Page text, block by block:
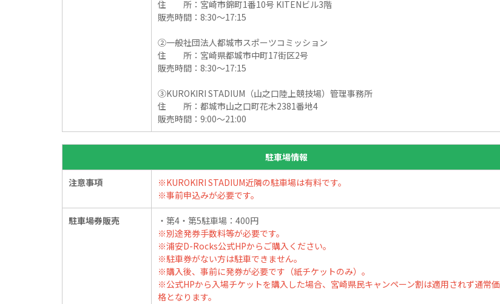
住 所：宮崎市錦町1番10号 KITENビル3階
販売時間：8:30～17:15
②一般社団法人都城市スポーツコミッション
住 所：宮崎県都城市中町17街区2号
販売時間：8:30～17:15
③KUROKIRI STADIUM（山之口陸上競技場）管理事務所
住 所：都城市山之口町花木2381番地4
販売時間：9:00～21:00
駐車場情報
注意事項
※KUROKIRI STADIUM近隣の駐車場は有料です。
※事前申込みが必要です。
駐車場券販売
・第4・第5駐車場：400円
※別途発券手数料等が必要です。
※浦安D-Rocks公式HPからご購入ください。
※駐車券がない方は駐車できません。
※購入後、事前に発券が必要です（紙チケットのみ）。
※公式HPから入場チケットを購入した場合、宮崎県民キャンペーン割は適用されず通常価
格となります。